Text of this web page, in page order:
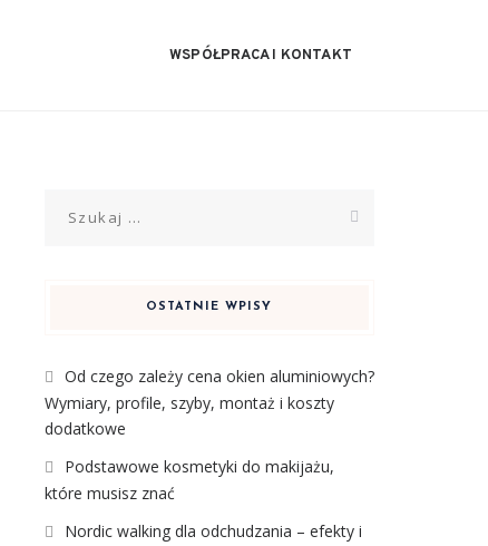
WSPÓŁPRACA I KONTAKT
OSTATNIE WPISY
Od czego zależy cena okien aluminiowych?
Wymiary, profile, szyby, montaż i koszty
dodatkowe
Podstawowe kosmetyki do makijażu,
które musisz znać
Nordic walking dla odchudzania – efekty i